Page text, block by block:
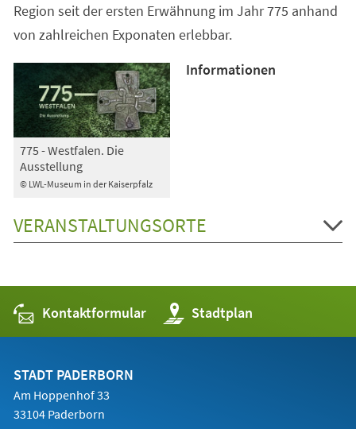
Region seit der ersten Erwähnung im Jahr 775 anhand
von zahlreichen Exponaten erlebbar.
© LWL-Museum in der Kaiserpfalz
775 - Westfalen. Die
Ausstellung
Informationen
VERANSTALTUNGSORTE
Kontaktformular Stadtplan
(Öffnet
in
einem
STADT PADERBORN
Am Hoppenhof 33
33104 Paderborn